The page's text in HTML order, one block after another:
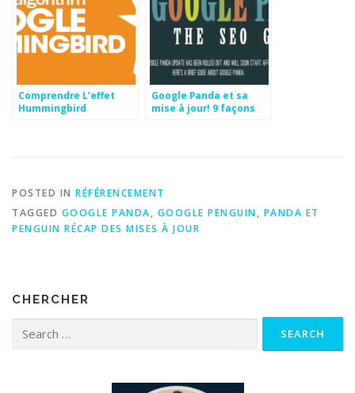
Comprendre L’effet
Hummingbird
Google Panda et sa
mise à jour! 9 façons
POSTED IN RÉFÉRENCEMENT
TAGGED GOOGLE PANDA, GOOGLE PENGUIN, PANDA ET
PENGUIN RÉCAP DES MISES À JOUR
CHERCHER